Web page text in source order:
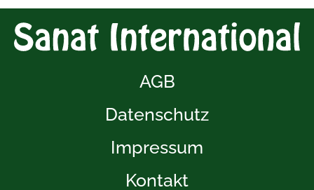
AGB
Datenschutz
Impressum
Kontakt